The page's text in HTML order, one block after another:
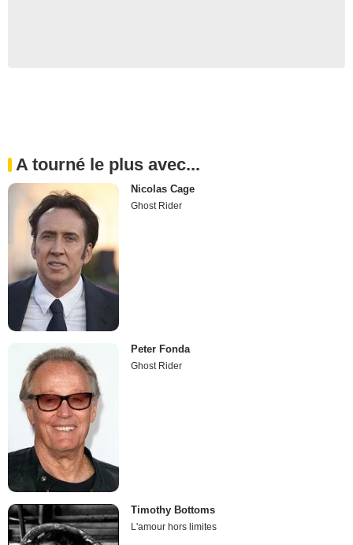
A tourné le plus avec...
Nicolas Cage
Ghost Rider
Peter Fonda
Ghost Rider
Timothy Bottoms
L'amour hors limites